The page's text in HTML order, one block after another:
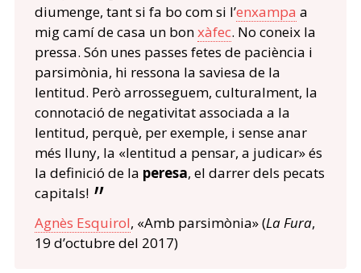
diumenge, tant si fa bo com si l’enxampa a
mig camí de casa un bonxàfec. No coneix la
pressa. Són unes passes fetes de paciència i
parsimònia, hi ressona la saviesa de la
lentitud. Però arrosseguem, culturalment, la
connotació de negativitat associada a la
lentitud, perquè, per exemple, i sense anar
més lluny, la «lentitud a pensar, a judicar» és
la definició de la peresa, el darrer dels pecats
capitals!
Agnès Esquirol, «Amb parsimònia» (La Fura,
19 d’octubre del 2017)